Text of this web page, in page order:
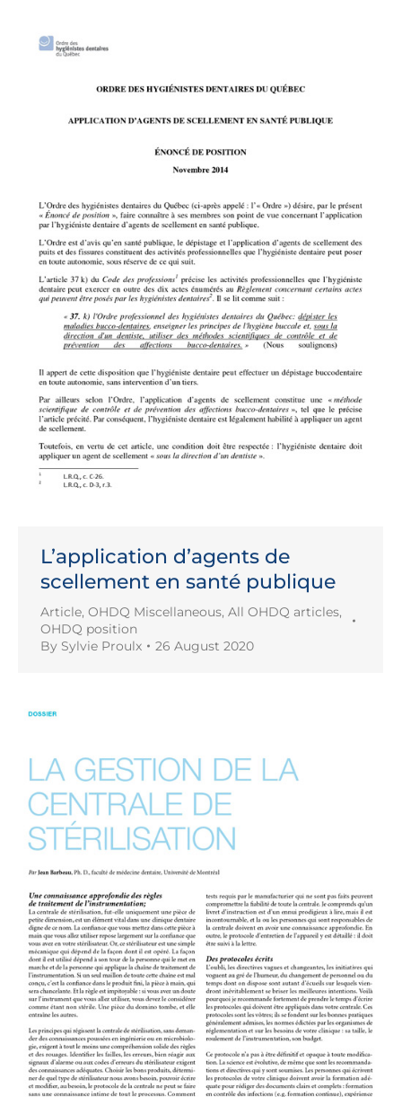
L’application d’agents de
scellement en santé publique
Article, OHDQ Miscellaneous, All OHDQ articles,
OHDQ position
By Sylvie Proulx 26 August 2020